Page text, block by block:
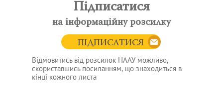
Підписатися
на інформаційну розсилку
ПІДПИСАТИСЯ
Відмовитись від розсилок НААУ можливо,
скориставшись посиланням, що знаходиться в
кінці кожного листа